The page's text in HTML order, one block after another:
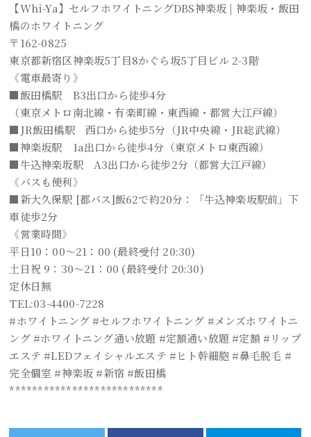
【Whi-Ya】セルフホワイトニングDBS神楽坂 | 神楽坂・飯田
橋のホワイトニング
〒162-0825
東京都新宿区神楽坂5丁目8かぐら坂5丁目ビル 2-3階
《電車最寄り》
■飯田橋駅 B3出口から徒歩4分
（東京メトロ南北線・有楽町線・東西線・都営大江戸線）
■JR飯田橋駅 西口から徒歩5分（JR中央線・JR総武線）
■神楽坂駅 1a出口から徒歩4分（東京メトロ東西線）
■牛込神楽坂駅 A3出口から徒歩2分（都営大江戸線）
《バスも便利》
■新大久保駅 [都バス]飯62で約20分：「牛込神楽坂駅前」下
車徒歩2分
《営業時間》
平日10：00～21：00 (最終受付 20:30)
土日祝 9：30～21：00 (最終受付 20:30)
定休日無
TEL:03-4400-7228
#ホワイトニング #セルフホワイトニング #メンズホワイトニ
ング #ホワイトニング通い放題 #定額通い放題 #定額 #リップ
エステ #LEDフェイシャルエステ #ヒト幹細胞 #鼻毛脱毛 #
完全個室 #神楽坂 #新宿 #飯田橋
***************************